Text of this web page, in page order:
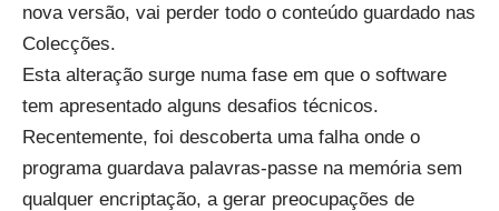
nova versão, vai perder todo o conteúdo guardado nas
Colecções.
Esta alteração surge numa fase em que o software
tem apresentado alguns desafios técnicos.
Recentemente, foi descoberta uma falha onde o
programa guardava palavras-passe na memória sem
qualquer encriptação, a gerar preocupações de